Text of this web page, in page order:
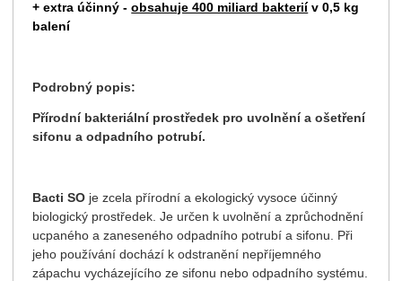
+ extra účinný -obsahuje 400 miliard bakteriív 0,5 kg
balení
Podrobný popis:
Přírodní bakteriální prostředek pro uvolnění a ošetření
sifonu a odpadního potrubí.
Bacti SO je zcela přírodní a ekologický vysoce účinný
biologický prostředek. Je určen k uvolnění a zprůchodnění
ucpaného a zaneseného odpadního potrubí a sifonu. Při
jeho používání dochází k odstranění nepříjemného
zápachu vycházejícího ze sifonu nebo odpadního systému.